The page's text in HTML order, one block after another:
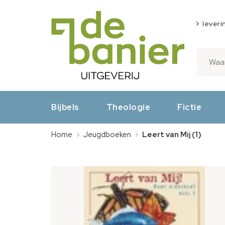
Bijbels Theologie Fictie
Home Jeugdboeken Leert van Mij (1)